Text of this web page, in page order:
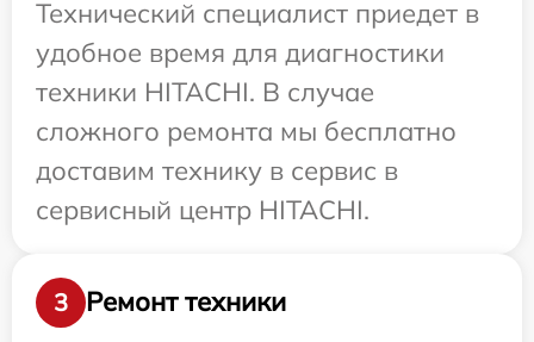
Технический специалист приедет в
удобное время для диагностики
техники HITACHI. В случае
сложного ремонта мы бесплатно
доставим технику в сервис в
сервисный центр HITACHI.
3 Ремонт техники